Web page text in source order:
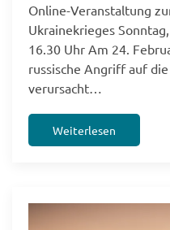
Online-Veranstaltung
Ukrainekrieges
16.30 Uhr Am 24.
russische Angriff auf
verursacht…
Weiterlesen